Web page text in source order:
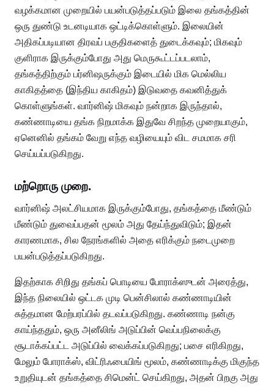
வழக்கமான முறையில் பயன்படுத்தப்படும் இலை தங்கத்தின்
ஒரு துண்டு உடனடியாக ஒட்டிக்கொள்ளும். இலையின்
அதிகப்படியான திரவப் பகுதிகளைத் துடைக்கவும்; மிகவும்
குளிராக இருக்கும்போது அது மெருகூட்டப்படலாம்,
தங்கத்திற்கும் பர்னிஷருக்கும் இடையில் மிக மெல்லிய
காகிதத்தை (இந்திய காகிதம்) இடுவதை கவனித்துக்
கொள்ளுங்கள். வார்னிஷ் மிகவும் நன்றாக இருந்தால்,
கண்ணாடியை தங்க நிறமாக்க இதுவே சிறந்த முறையாகும்,
ஏனெனில் தங்கம் வேறு எந்த வழியையும் விட சமமாக சரி
செய்யப்படுகிறது.
மற்றொரு முறை.
வார்னிஷ் அலட்சியமாக இருக்கும்போது, ​​தங்கத்தை மீண்டும்
மீண்டும் துவைப்பதன் மூலம் அது தேய்ந்துவிடும்; இதன்
காரணமாக, சில நேரங்களில் அதை எரிக்கும் நடைமுறை
பயன்படுத்தப்படுகிறது.
இதற்காக சிறிது தங்கப் பொடியை போராக்ஸுடன் அரைத்து,
இந்த நிலையில் ஒட்டக முடி பென்சிலால் கண்ணாடியின்
சுத்தமான மேற்பரப்பில் தடவப்படுகிறது. கண்ணாடி நன்கு
காய்ந்ததும், ஒரு அனீலிங் அடுப்பின் வெப்பநிலைக்கு
சூடாக்கப்பட்ட அடுப்பில் வைக்கப்படுகிறது; பசை எரிகிறது,
மேலும் போராக்ஸ், விட்ரிஃபையிங் மூலம், கண்ணாடிக்கு மிகுந்த
உறுதியுடன் தங்கத்தை சிமென்ட் செய்கிறது, அதன் பிறகு அது